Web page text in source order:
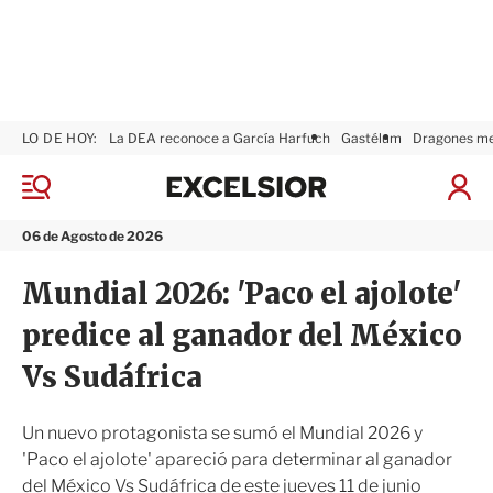
M
n
06 de Agosto de 2026
LO DE HOY: La DEA reconoce a García Harfuch Gastélum Dragones
I
i
S
x
i
o
r
Mundial 2026: 'Paco el ajolote'
predice al ganador del México
Vs Sudáfrica
Un nuevo protagonista se sumó el Mundial 2026 y
'Paco el ajolote' apareció para determinar al ganador
del México Vs Sudáfrica de este jueves 11 de junio